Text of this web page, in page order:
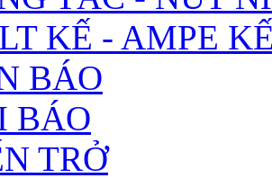
KẾ - AMPE
BÁO
BÁO
TRỞ